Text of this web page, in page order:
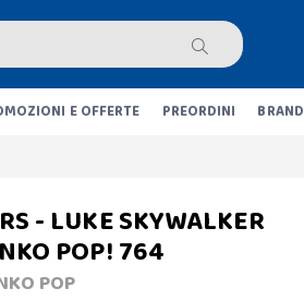
E OFFERTE PREORDINI BRAND
- LUKE SKYWALKER
POP! 764
POP